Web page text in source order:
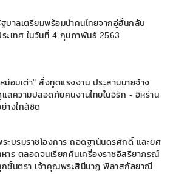
บาลเตรียมพร้อมนำคนไทยจากอู่ฮั่นกลับ
ะเทศ ในวันที่ 4 กุมภาพันธ์ 2563
ม่อมเต่า" สั่งทูตแรงงาน ประสานนายจ้าง
ลความปลอดภัยคนงานไทยในอิรัก - อิหร่าน
างใกล้ชิด
ะบรมราชโองการ ถอดฐานันดรศักดิ์ และยศ
าร ตลอดจนเรียกคืนเครื่องราชอิสริยาภรณ์
ชั้นตรา เจ้าคุณพระสินีนาฏ พิลาสกัลยาณี